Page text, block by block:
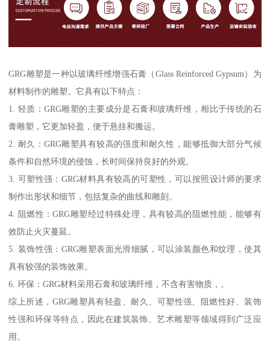
GRG雕塑是一种以玻璃纤维增强石膏（Glass Reinforced Gypsum）为
材料制作的雕塑。它具有以下特点：
1. 轻质：GRG雕塑的主要成分是石膏和玻璃纤维，相比于传统的石
膏雕塑，它更加轻盈，便于悬挂和搬运。
2. 耐久：GRG雕塑具有较高的强度和耐久性，能够抵御大部分气候
条件和自然环境的侵蚀，长时间保持良好的外观。
3. 可塑性强：GRG材料具有较高的可塑性，可以按照设计师的要求
制作出形状和细节，包括复杂的曲线和雕刻。
4. 阻燃性：GRG雕塑经过特殊处理，具有较高的阻燃性能，能够有
效防止火灾蔓延。
5. 装饰性强：GRG雕塑表面光滑细腻，可以涂装颜色和纹理，使其
具有较强的装饰效果。
6. 环保：GRG材料采用石膏和玻璃纤维，不含有害物质，。
综上所述，GRG雕塑具有轻盈、耐久、可塑性强、阻燃性好、装饰
性强和环保等特点，因此在建筑装饰、艺术雕塑等领域得到广泛应
用。